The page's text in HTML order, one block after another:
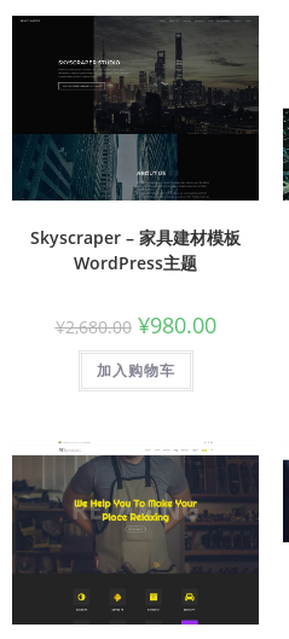
Skyscraper – 家具建材模板
WordPress主题
¥2,680.00 ¥980.00
加入购物车